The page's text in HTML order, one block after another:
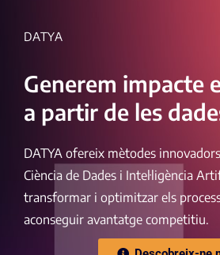
DATYA
Generem impacte
a partir de les
DATYA ofereix mètodes
Ciència de Dades i Intel·ligència
transformar i optimitzar els
aconseguir avantatge competitiu.